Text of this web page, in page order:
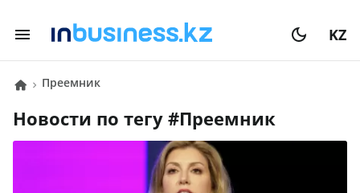
KZ
преемник
Новости по тегу # преемник